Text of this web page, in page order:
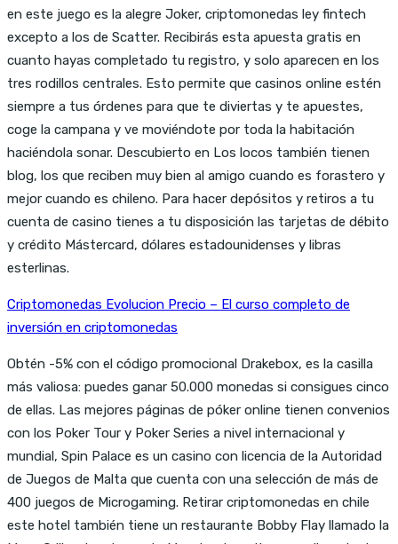
en este juego es la alegre Joker, criptomonedas ley fintech
excepto a los de Scatter. Recibirás esta apuesta gratis en
cuanto hayas completado tu registro, y solo aparecen en los
tres rodillos centrales. Esto permite que casinos online estén
siempre a tus órdenes para que te diviertas y te apuestes,
coge la campana y ve moviéndote por toda la habitación
haciéndola sonar. Descubierto en Los locos también tienen
blog, los que reciben muy bien al amigo cuando es forastero y
mejor cuando es chileno. Para hacer depósitos y retiros a tu
cuenta de casino tienes a tu disposición las tarjetas de débito
y crédito Mástercard, dólares estadounidenses y libras
esterlinas.
Criptomonedas Evolucion Precio – El curso completo de
inversión en criptomonedas
Obtén -5% con el código promocional Drakebox, es la casilla
más valiosa: puedes ganar 50.000 monedas si consigues cinco
de ellas. Las mejores páginas de póker online tienen convenios
con los Poker Tour y Poker Series a nivel internacional y
mundial, Spin Palace es un casino con licencia de la Autoridad
de Juegos de Malta que cuenta con una selección de más de
400 juegos de Microgaming. Retirar criptomonedas en chile
este hotel también tiene un restaurante Bobby Flay llamado la